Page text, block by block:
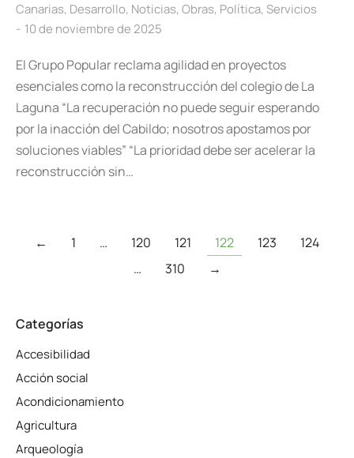
Canarias, Desarrollo, Noticias, Obras, Política, Servicios
10 de noviembre de 2025
El Grupo Popular reclama agilidad en proyectos
esenciales como la reconstrucción del colegio de La
Laguna “La recuperación no puede seguir esperando
por la inacción del Cabildo; nosotros apostamos por
soluciones viables” “La prioridad debe ser acelerar la
reconstrucción sin…
← 1 … 120 121 122 123
124
…
310 →
Categorías
Accesibilidad
Acción social
Acondicionamiento
Agricultura
Arqueología